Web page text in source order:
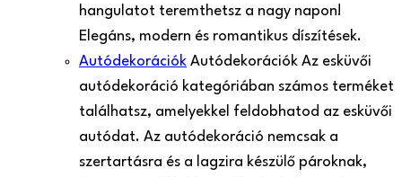
hangulatot teremthetsz a nagy napon!
Elegáns, modern és romantikus díszítések.
Autódekorációk Autódekorációk Az esküvői
autódekoráció kategóriában számos terméket
találhatsz, amelyekkel feldobhatod az esküvői
autódat. Az autódekoráció nemcsak a
szertartásra és a lagzira készülő pároknak,